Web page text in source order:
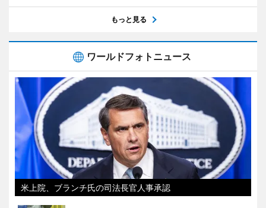
もっと見る
ワールドフォトニュース
米上院、ブランチ氏の司法長官人事承認